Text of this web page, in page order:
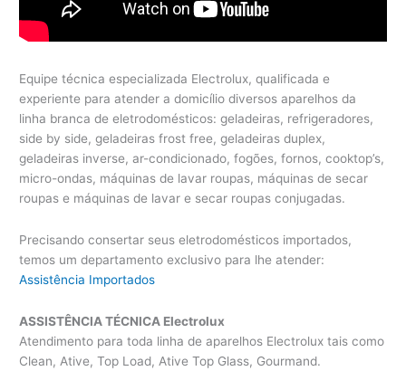
Equipe técnica especializada Electrolux, qualificada e
experiente para atender a domicílio diversos aparelhos da
linha branca de eletrodomésticos: geladeiras, refrigeradores,
side by side, geladeiras frost free, geladeiras duplex,
geladeiras inverse, ar-condicionado, fogões, fornos, cooktop’s,
micro-ondas, máquinas de lavar roupas, máquinas de secar
roupas e máquinas de lavar e secar roupas conjugadas.
Precisando consertar seus eletrodomésticos importados,
temos um departamento exclusivo para lhe atender:
Assistência Importados
ASSISTÊNCIA TÉCNICA Electrolux
Atendimento para toda linha de aparelhos Electrolux tais como
Clean, Ative, Top Load, Ative Top Glass, Gourmand.